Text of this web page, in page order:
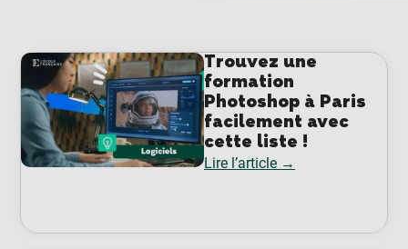
Trouvez une
formation
Photoshop à Paris
facilement avec
cette liste !
Lire l’article →